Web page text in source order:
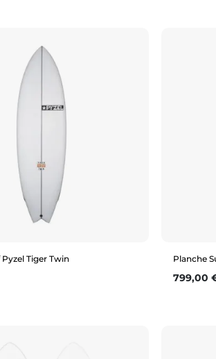
6'6"
Tiger Twin Planche
Prix
799,00